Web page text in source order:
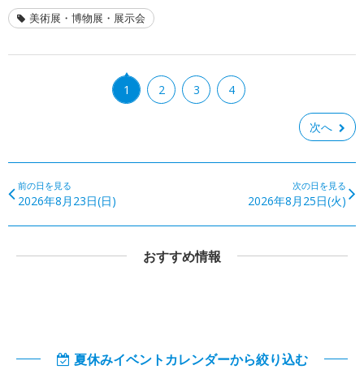
美術展・博物展・展示会
1 2 3 4
次へ
前の日を見る
2026年8月23日(日)
次の日を見る
2026年8月25日(火)
おすすめ情報
夏休みイベントカレンダーから絞り込む